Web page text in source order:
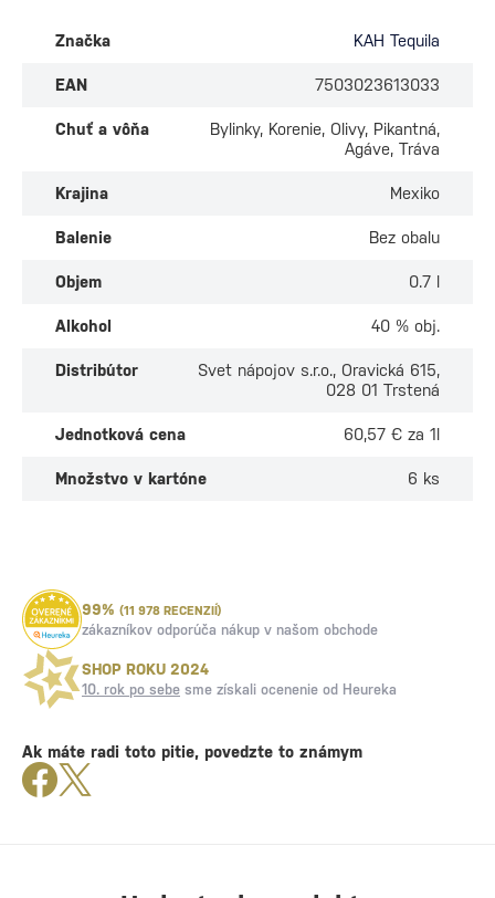
Značka KAH Tequila
EAN 7503023613033
Chuť a vôňa
Bylinky, Korenie, Olivy, Pikantná,
Agáve, Tráva
Krajina Mexiko
Balenie Bez obalu
Objem 0.7 l
Alkohol 40 % obj.
Distribútor
Svet nápojov s.r.o., Oravická 615,
028 01 Trstená
Jednotková cena 60,57 € za 1l
Množstvo v kartóne 6 ks
99% (11 978 RECENZIÍ)
zákazníkov odporúča nákup v našom obchode
SHOP ROKU 2024
10. rok po sebe sme získali ocenenie od Heureka
Ak máte radi toto pitie, povedzte to známym